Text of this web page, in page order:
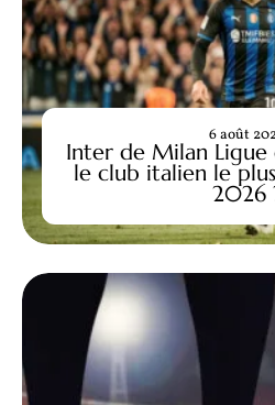
Inter de Milan Ligue
le club italien le
2026
6 août